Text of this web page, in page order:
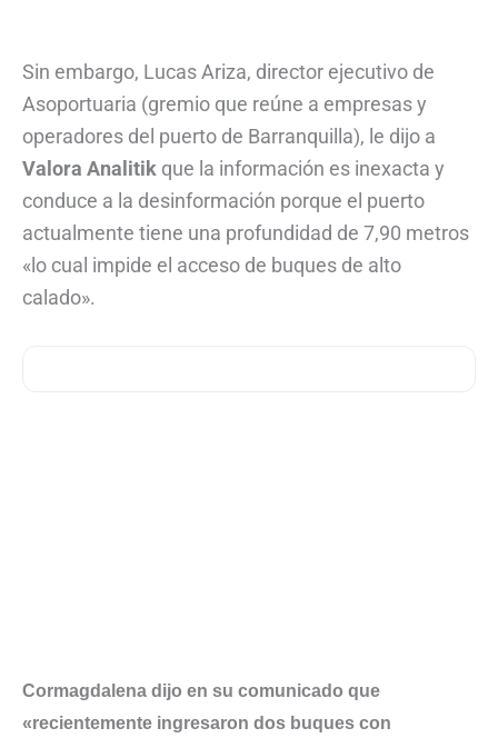
Sin embargo, Lucas Ariza, director ejecutivo de
Asoportuaria (gremio que reúne a empresas y
operadores del puerto de Barranquilla), le dijo a
Valora Analitik que la información es inexacta y
conduce a la desinformación porque el puerto
actualmente tiene una profundidad de 7,90 metros
«lo cual impide el acceso de buques de alto
calado».
Cormagdalena dijo en su comunicado que
«recientemente ingresaron dos buques con